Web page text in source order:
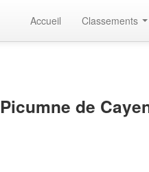
Accueil Classements
Picumne de